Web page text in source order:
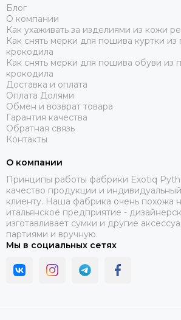
Блог
О компании
Как ухаживать за изделиями из кожи
Как снять мерки для пошива куртки из
крокодила
Как снять мерки для пошива обуви из
крокодила
Доставка и оплата
Оплата Долями
Обмен и возврат товара
Гарантия качества
Обратная связь
Контакты
О компании
Принципы работы фабрики Exotiq
качество продукции и
клиенту. Наша фабрика очень похожа
итальянское предприятие -
изготавливает сумки и другие
партиями и вручную.
Мы в социальных сетях